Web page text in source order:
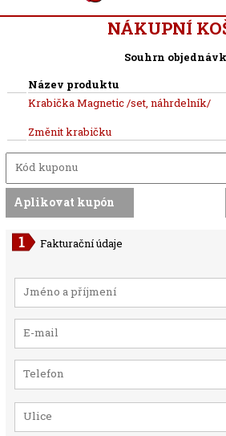
NÁKUPNÍ
Souhrn
Název produktu
Krabička Magnetic /set, náhrdelník/
Změnit krabičku
Fakturační údaje